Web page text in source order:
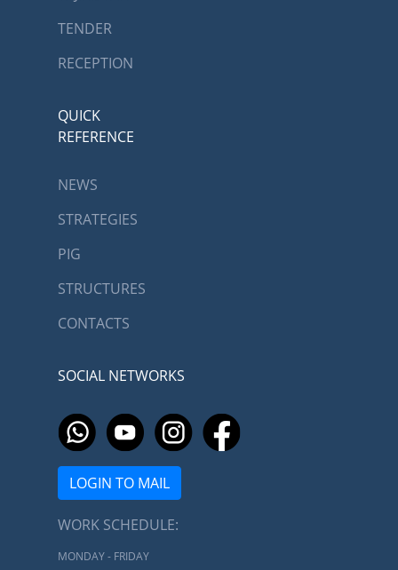
TENDER
RECEPTION
QUICK
REFERENCE
NEWS
STRATEGIES
PIG
STRUCTURES
CONTACTS
SOCIAL NETWORKS
LOGIN TO MAIL
WORK SCHEDULE:
MONDAY - FRIDAY